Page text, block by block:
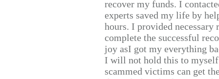
recover my funds. I
experts saved my life by
hours. I provided
complete the successful
joy asI got my everything
I will not hold this to
scammed victims can get